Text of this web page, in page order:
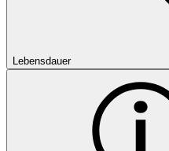
Lebensdauer